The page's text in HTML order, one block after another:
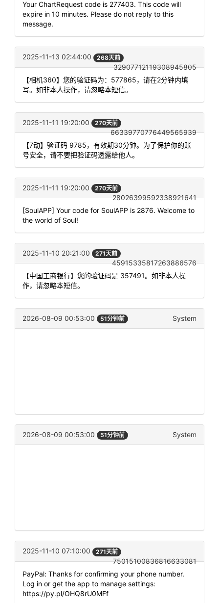
Your ChartRequest code is 277403. This code will
expire in 10 minutes. Please do not reply to this
message.
2025-11-13 02:44:00 268天前
32907712119308945805
【相机360】您的验证码为：577865，请在2分钟内填
写。如非本人操作，请忽略本短信。
2025-11-11 19:20:00 270天前
66339770776449565939
【7动】验证码 9785，有效期30分钟。为了保护你的账
号安全，请不要把验证码透露给他人。
2025-11-11 19:20:00 270天前
28026399592338921641
[SoulAPP] Your code for SoulAPP is 2876. Welcome to
the world of Soul!
2025-11-10 20:21:00 271天前
45915335817263886576
【中国工商银行】您的验证码是 357491。如非本人操
作，请忽略本短信。
2026-08-09 00:53:00 51分钟前 System
2026-08-09 00:53:00 51分钟前 System
2025-11-10 07:10:00 271天前
75015100836816633081
PayPal: Thanks for confirming your phone number.
Log in or get the app to manage settings:
https://py.pl/OHQ8rU0MFf